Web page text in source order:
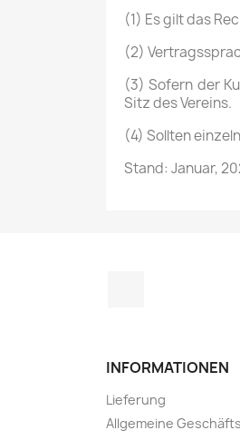
(1) Es gilt das
(2)
(3) Sofern der
Sitz des Vereins.
(4) Sollten
Stand: Januar,
INFORMATIONEN
Lieferung
Allgemeine